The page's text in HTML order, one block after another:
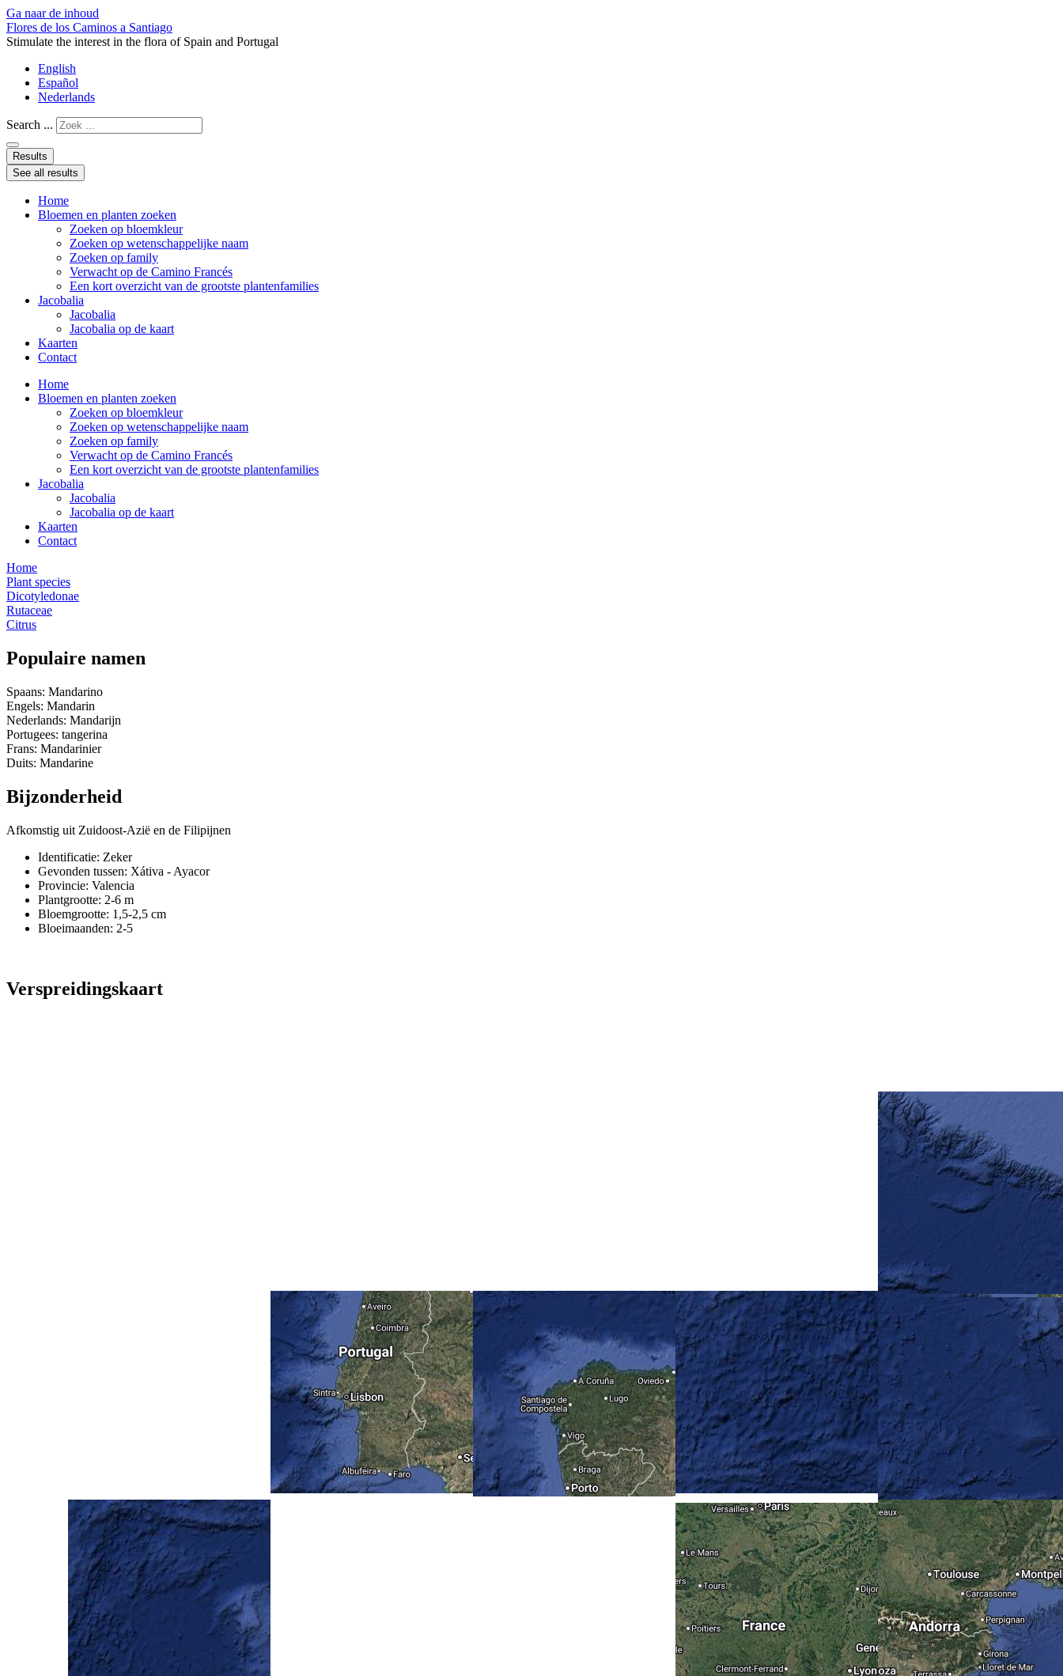
Ga naar de inhoud
Flores de los Caminos a Santiago
Stimulate the interest in the flora of Spain and Portugal
English
Español
Nederlands
Search ...
Results
See all results
Home
Bloemen en planten zoeken
Zoeken op bloemkleur
Zoeken op wetenschappelijke naam
Zoeken op family
Verwacht op de Camino Francés
Een kort overzicht van de grootste plantenfamilies
Jacobalia
Jacobalia
Jacobalia op de kaart
Kaarten
Contact
Home
Bloemen en planten zoeken
Zoeken op bloemkleur
Zoeken op wetenschappelijke naam
Zoeken op family
Verwacht op de Camino Francés
Een kort overzicht van de grootste plantenfamilies
Jacobalia
Jacobalia
Jacobalia op de kaart
Kaarten
Contact
Home
Plant species
Dicotyledonae
Rutaceae
Citrus
Populaire namen
Spaans: Mandarino
Engels: Mandarin
Nederlands: Mandarijn
Portugees: tangerina
Frans: Mandarinier
Duits: Mandarine
Bijzonderheid
Afkomstig uit Zuidoost-Azië en de Filipijnen
Identificatie: Zeker
Gevonden tussen: Xátiva - Ayacor
Provincie: Valencia
Plantgrootte: 2-6 m
Bloemgrootte: 1,5-2,5 cm
Bloeimaanden: 2-5
Verspreidingskaart